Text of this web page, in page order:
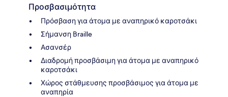
Προσβασιμότητα
Πρόσβαση για άτομα με αναπηρικό καροτσάκι
Σήμανση Braille
Ασανσέρ
Διαδρομή προσβάσιμη για άτομα με αναπηρικό
καροτσάκι
Χώρος στάθμευσης προσβάσιμος για άτομα με
αναπηρία